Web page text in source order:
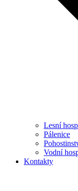
Lesní
Pálenice
Vodní
Kontakty